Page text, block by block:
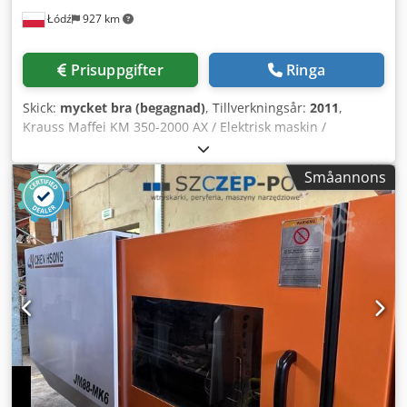
förfrågan.
Łódź 927 km
Prisuppgifter Ringa
Skick: mycket bra (begagnad), Tillverkningsår: 2011,
Krauss Maffei KM 350-2000 AX / Elektrisk maskin /
Produktionslinje med roboten Krauss Maffei LRX150-1018
Tillverkningsår: 2011 Sprutsenhet: Skruvdiameter: 60 mm
Sprutvikt: 720 g Spruttryck: 2420 bar Doseringsvolym: 792
ccm Spännenhet: Spännkraft: 350 t Avstånd mellan
pelarna: 810x730 mm Storlek på spänplattorna: 1110x1030
mm Utkastare: elektrisk Spännenhet: knäled Styrsystem:
MC6 - pekskärm Ytterligare utrustning: Elektrisk maskin:
energibesparande och mycket tyst Euromap 67
Robotgränssnitt Luftkärndrag x 2 på sidan av den fasta
spänplattan Hydrauliskt kärndrag x 3 på sidan av den
rörliga spänplattan Styrsystem med varmkanaler x 10
Sprutaggregatet är slitstarkt och motståndskraftigt mot
korrosion Huvudmotorn i maskinen – servomotor med
frekvensomriktare – energibesparing Central smörjning
Småannons